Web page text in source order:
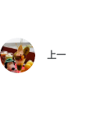
上一